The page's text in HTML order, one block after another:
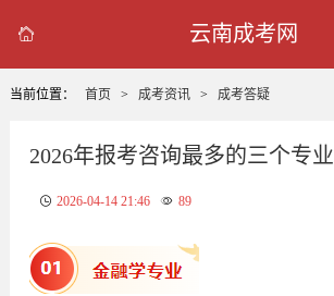
 云南成考网
当前位置： 首页 > 成考资讯 > 成考答疑
2026年报考咨询最多的三个专业
2026-04-14 21:46 89